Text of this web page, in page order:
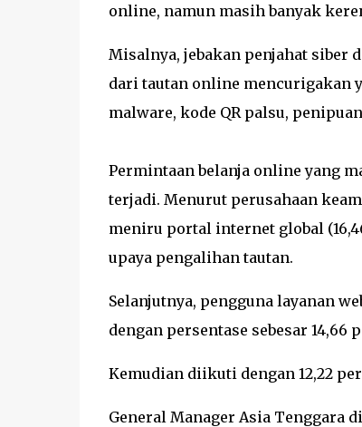
online, namun masih banyak
Misalnya, jebakan penjahat siber
dari tautan online mencurigakan
malware, kode QR palsu,
Permintaan belanja online yang
terjadi. Menurut perusahaan
meniru portal internet global
upaya pengalihan tautan.
Selanjutnya, pengguna layanan
dengan persentase sebesar 14,66
Kemudian diikuti dengan 12,22
General Manager Asia Tenggara